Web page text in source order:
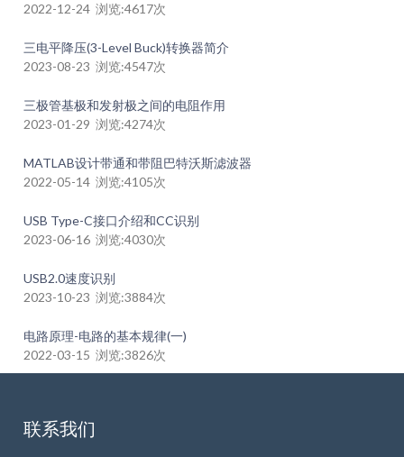
2022-12-24 浏览:4617次
三电平降压(3-Level Buck)转换器简介
2023-08-23 浏览:4547次
三极管基极和发射极之间的电阻作用
2023-01-29 浏览:4274次
MATLAB设计带通和带阻巴特沃斯滤波器
2022-05-14 浏览:4105次
USB Type-C接口介绍和CC识别
2023-06-16 浏览:4030次
USB2.0速度识别
2023-10-23 浏览:3884次
电路原理-电路的基本规律(一)
2022-03-15 浏览:3826次
联系我们